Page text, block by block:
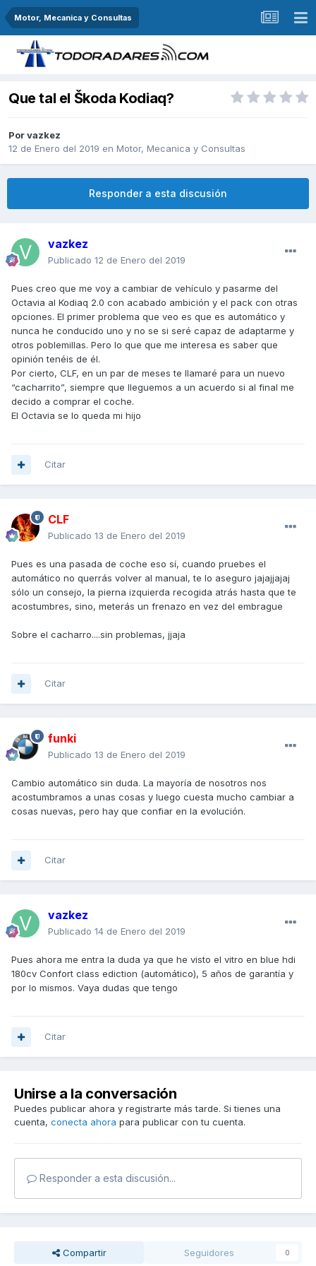
Motor, Mecanica y Consultas
Que tal el Škoda Kodiaq?
Porvazkez
12 de Enero del 2019 en Motor, Mecanica y Consultas
Responder a esta discusión
vazkez
Publicado 12 de Enero del 2019
Pues creo que me voy a cambiar de vehículo y pasarme del
Octavia al Kodiaq 2.0 con acabado ambición y el pack con otras
opciones. El primer problema que veo es que es automático y
nunca he conducido uno y no se si seré capaz de adaptarme y
otros poblemillas. Pero lo que que me interesa es saber que
opinión tenéis de él.
Por cierto, CLF, en un par de meses te llamaré para un nuevo
“cacharrito”, siempre que lleguemos a un acuerdo si al final me
decido a comprar el coche.
El Octavia se lo queda mi hijo
Citar
CLF
Publicado 13 de Enero del 2019
Pues es una pasada de coche eso sí, cuando pruebes el
automático no querrás volver al manual, te lo aseguro jajajjajaj
sólo un consejo, la pierna izquierda recogida atrás hasta que te
acostumbres, sino, meterás un frenazo en vez del embrague
Sobre el cacharro....sin problemas, jjaja
Citar
funki
Publicado 13 de Enero del 2019
Cambio automático sin duda. La mayoría de nosotros nos
acostumbramos a unas cosas y luego cuesta mucho cambiar a
cosas nuevas, pero hay que confiar en la evolución.
Citar
vazkez
Publicado 14 de Enero del 2019
Pues ahora me entra la duda ya que he visto el vitro en blue hdi
180cv Confort class ediction (automático), 5 años de garantía y
por lo mismos. Vaya dudas que tengo
Citar
Unirse a la conversación
Puedes publicar ahora y registrarte más tarde. Si tienes una
cuenta, conecta ahora para publicar con tu cuenta.
Responder a esta discusión...
Compartir Seguidores 0